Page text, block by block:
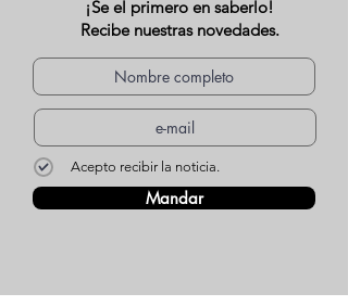
¡Se el primero en saberlo!
Recibe nuestras novedades.
Acepto recibir la noticia.
Mandar